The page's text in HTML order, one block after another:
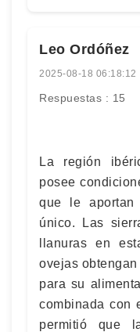
Leo Ordóñez
2025-08-18 06:18:12
Respuestas : 15
La región
posee
que le
único. Las
llanuras en
ovejas
para su
combinada con
permitió que